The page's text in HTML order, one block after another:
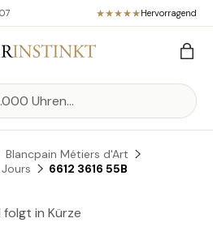
Hervorragend
Blancpain Métiers d'Art
6612 3616 55B
folgt in Kürze